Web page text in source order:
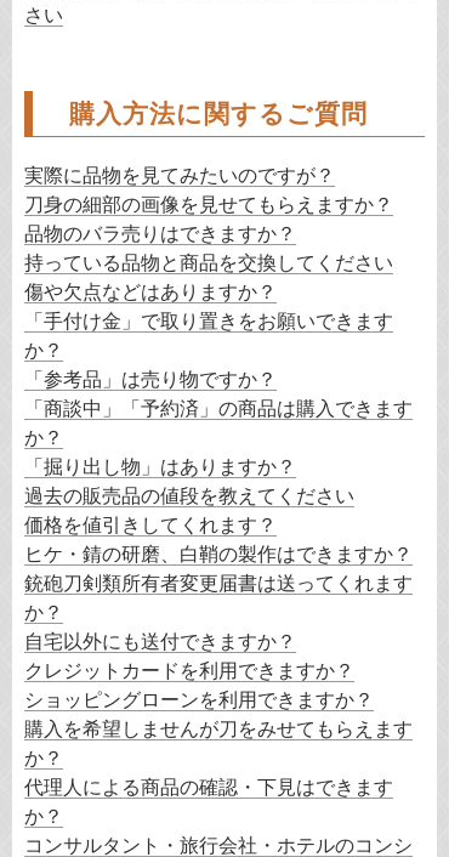
さい
購入方法に関するご質問
実際に品物を見てみたいのですが？
刀身の細部の画像を見せてもらえますか？
品物のバラ売りはできますか？
持っている品物と商品を交換してください
傷や欠点などはありますか？
「手付け金」で取り置きをお願いできます
か？
「参考品」は売り物ですか？
「商談中」「予約済」の商品は購入できます
か？
「掘り出し物」はありますか？
過去の販売品の値段を教えてください
価格を値引きしてくれます？
ヒケ・錆の研磨、白鞘の製作はできますか？
銃砲刀剣類所有者変更届書は送ってくれます
か？
自宅以外にも送付できますか？
クレジットカードを利用できますか？
ショッピングローンを利用できますか？
購入を希望しませんが刀をみせてもらえます
か？
代理人による商品の確認・下見はできます
か？
コンサルタント・旅行会社・ホテルのコンシ